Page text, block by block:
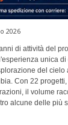
2026
di attività del
unica
del cielo
Con 22
il volume
alcune delle più